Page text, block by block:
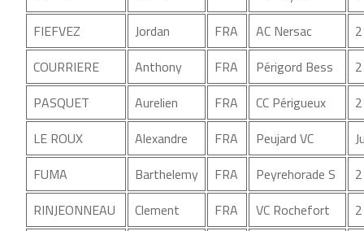
FIEFVEZ
Jordan FRA AC Nersac
COURRIERE
Anthony FRA Périgord Bess
PASQUET
Aurelien FRA CC Périgueux
LE ROUX
Alexandre FRA Peujard VC
FUMA
Barthelemy FRA Peyrehorade S
RINJEONNEAU
Clement FRA VC Rochefort